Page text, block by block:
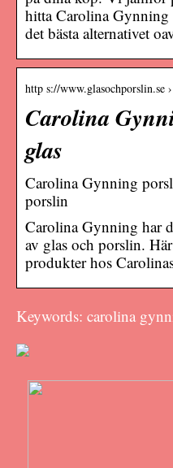
hitta Carolina
det bästa alternativet
http s://www.glasochporslin.se
Carolina
glas
Carolina Gynning
porslin
Carolina Gynning har
av glas och porslin.
produkter hos
Keywords: carolina